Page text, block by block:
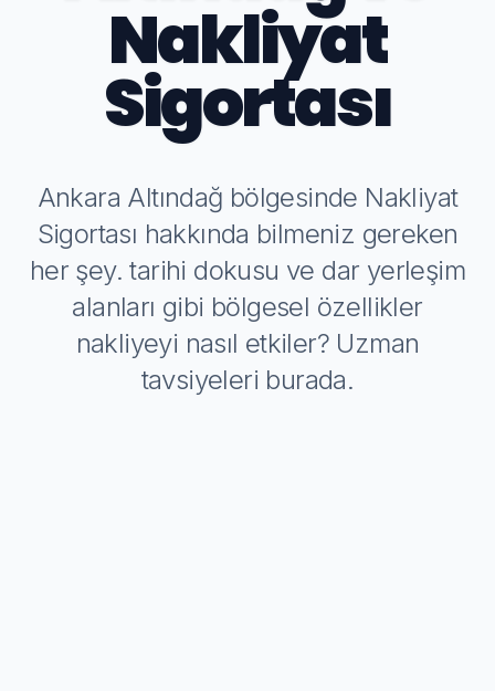
Nakliyat
Sigortası
Ankara Altındağ bölgesinde Nakliyat
Sigortası hakkında bilmeniz gereken
her şey. tarihi dokusu ve dar yerleşim
alanları gibi bölgesel özellikler
nakliyeyi nasıl etkiler? Uzman
tavsiyeleri burada.